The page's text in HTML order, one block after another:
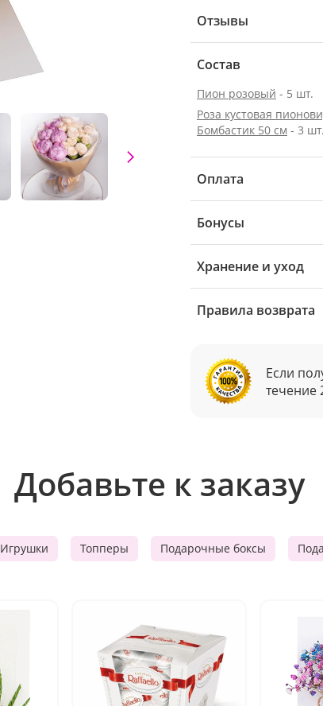
Отзывы
Состав
Пион розовый - 5 шт.
Роза кустовая
Бомбастик 50 см - 3 шт.
Оплата
Бонусы
Хранение и уход
Правила возврата
Если
течение
Добавьте к заказу
Игрушки Топперы Подарочные боксы